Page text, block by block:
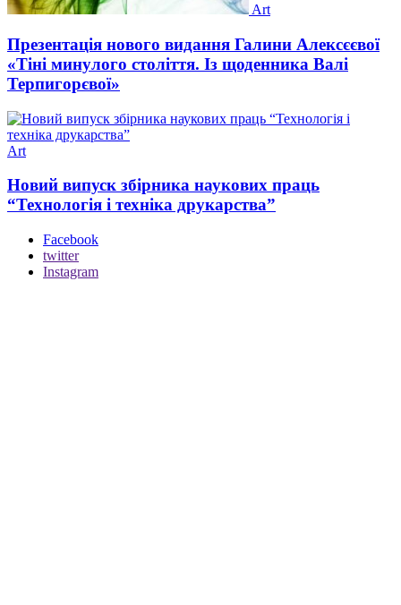
Art
Презентація нового видання Галини Алексєєвої
«Тіні минулого століття. Із щоденника Валі
Терпигорєвої»
Art
Новий випуск збірника наукових праць
“Технологія і техніка друкарства”
Facebook
twitter
Instagram